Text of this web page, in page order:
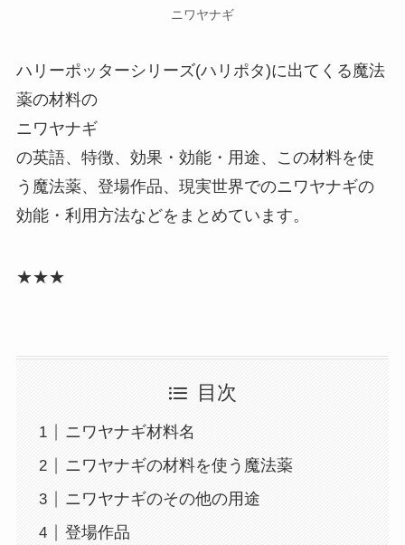
ニワヤナギ
ハリーポッターシリーズ(ハリポタ)に出てくる魔法
薬の材料の
ニワヤナギ
の英語、特徴、効果・効能・用途、この材料を使
う魔法薬、登場作品、現実世界でのニワヤナギの
効能・利用方法などをまとめています。
★★★
目次
ニワヤナギ材料名
ニワヤナギの材料を使う魔法薬
ニワヤナギのその他の用途
登場作品